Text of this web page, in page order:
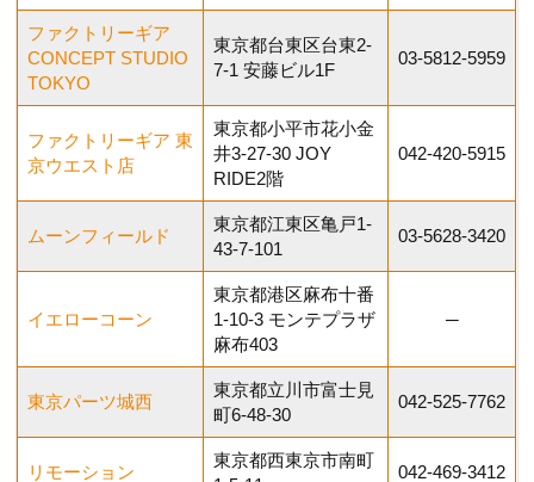
ファクトリーギア
CONCEPT STUDIO
TOKYO
東京都台東区台東2-
7-1 安藤ビル1F
03-5812-5959
ファクトリーギア 東
京ウエスト店
東京都小平市花小金
井3-27-30​ JOY
RIDE2階
042-420-5915
ムーンフィールド
東京都江東区亀戸1-
43-7-101
03-5628-3420
イエローコーン
東京都港区麻布十番
1-10-3 モンテプラザ
麻布403
─
東京パーツ城西
東京都立川市富士見
町6-48-30
042-525-7762
リモーション
東京都西東京市南町
042-469-3412